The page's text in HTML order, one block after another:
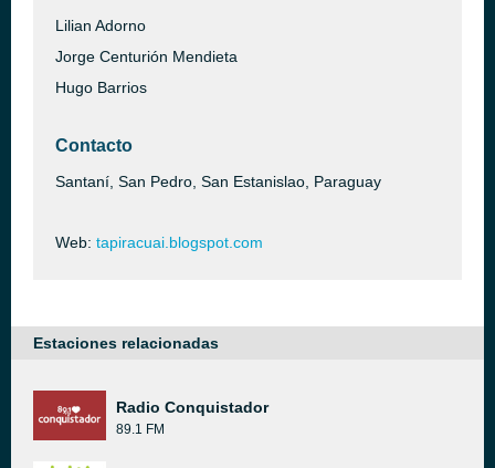
Lilian Adorno
Jorge Centurión Mendieta
Hugo Barrios
Contacto
Santaní, San Pedro, San Estanislao, Paraguay
Web: tapiracuai.blogspot.com
Estaciones relacionadas
Radio Conquistador
89.1 FM